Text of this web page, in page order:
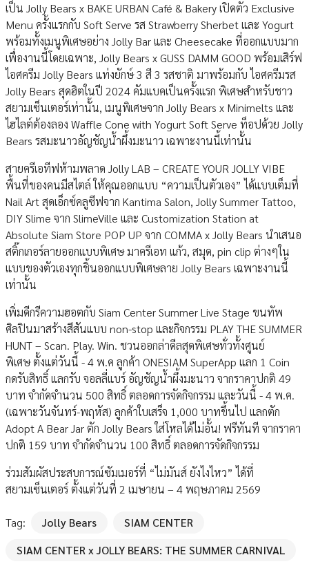
เป็น Jolly Bears x BAKE URBAN Café & Bakery เปิดตัว Exclusive
Menu ครั้งแรกกับ Soft Serve รส Strawberry Sherbet และ Yogurt
พร้อมทั้งเมนูพิเศษอย่าง Jolly Bar และ Cheesecake ที่ออกแบบมาก
เพื่องานนี้โดยเฉพาะ, Jolly Bears x GUSS DAMM GOOD พร้อมเสิร์ฟ
ไอศครีม Jolly Bears แท่งยักษ์ 3 สี 3 รสชาติ มาพร้อมกับ ไอศครีมรส
Jolly Bears สุดฮิตในปี 2024 คัมแบคเป็นครั้งแรก พิเศษสำหรับชาว
สยามเซ็นเตอร์เท่านั้น, เมนูพิเศษจาก Jolly Bears x Minimelts และ
ไฮไลต์ต้องลอง Waffle Cone with Yogurt Soft Serve ท็อปด้วย Jolly
Bears รสมะนาวอัญชัญน้ำผึ้งมะนาว เฉพาะงานนี้เท่านั้น
สายครีเอทีฟห้ามพลาด Jolly LAB – CREATE YOUR JOLLY VIBE
พื้นที่ของคนมีสไตล์ ให้คุณออกแบบ “ความเป็นตัวเอง” ได้แบบเต็มที่
Nail Art สุดเอ็กซ์คลูซีฟจาก Kantima Salon, Jolly Summer Tattoo,
DIY Slime จาก SlimeVille และ Customization Station at
Absolute Siam Store POP UP จาก COMMA x Jolly Bears นำเสนอ
สติ๊กเกอร์ลายออกแบบพิเศษ มาครีเอท แก้ว, สมุด, pin clip ต่างๆใน
แบบของตัวเองทุกชิ้นออกแบบพิเศษลาย Jolly Bears เฉพาะงานนี้
เท่านั้น
เพิ่มดีกรีความฮอตกับ Siam Center Summer Live Stage ขนทัพ
ศิลปินมาสร้างสีสันแบบ non-stop และกิจกรรม PLAY THE SUMMER
HUNT – Scan. Play. Win. ชวนออกล่าดีลสุดพิเศษทั่วทั้งศูนย์
พิเศษ ตั้งแต่วันนี้ - 4 พ.ค ลูกค้า ONESIAM SuperApp แลก 1 Coin
กดรับสิทธิ์ แลกรับ จอลลี่แบร์ อัญชัญน้ำผึ้งมะนาว จากราคาปกติ 49
บาท จำกัดจำนวน 500 สิทธิ์ ตลอดการจัดกิจกรรม และวันนี้ - 4 พ.ค.
(เฉพาะวันจันทร์-พฤหัส) ลูกค้าใบเสร็จ 1,000 บาทขึ้นไป แลกตัก
Adopt A Bear Jar ตัก Jolly Bears ใส่โหลได้ไม่อั้น! ฟรีทันที จากราคา
ปกติ 159 บาท จำกัดจำนวน 100 สิทธิ์ ตลอดการจัดกิจกรรม
ร่วมสัมผัสประสบการณ์ซัมเมอร์ที่ “ไม่มันส์ ยังไงไหว” ได้ที่
สยามเซ็นเตอร์ ตั้งแต่วันที่ 2 เมษายน – 4 พฤษภาคม 2569
Tag: Jolly Bears
SIAM CENTER
SIAM CENTER x JOLLY BEARS: THE SUMMER CARNIVAL